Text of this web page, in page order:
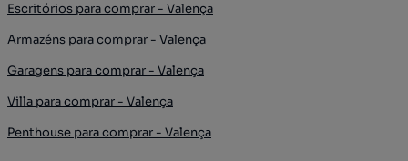
Escritórios para comprar - Valença
Armazéns para comprar - Valença
Garagens para comprar - Valença
Villa para comprar - Valença
Penthouse para comprar - Valença